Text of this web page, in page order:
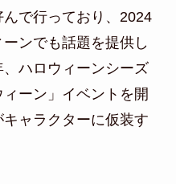
で行っており、2024
ンでも話題を提供し
ハロウィーンシーズ
ーン」イベントを開
ャラクターに仮装す